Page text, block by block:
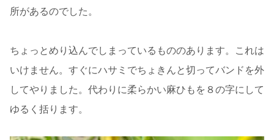
所があるのでした。
ちょっとめり込んでしまっているもののあります。これは
いけません。すぐにハサミでちょきんと切ってバンドを外
してやりました。代わりに柔らかい麻ひもを８の字にして
ゆるく括ります。